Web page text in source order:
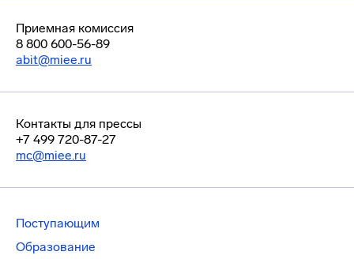
Приемная комиссия
8 800 600-56-89
abit@miee.ru
Контакты для прессы
+7 499 720-87-27
mc@miee.ru
Поступающим
Образование